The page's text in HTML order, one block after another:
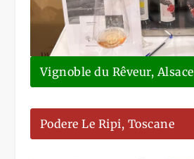
Vignoble du Rêveur, Alsace
Podere Le Ripi, Toscane